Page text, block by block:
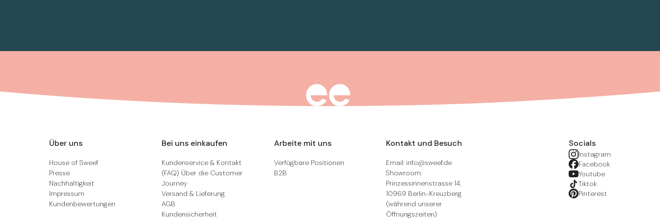
Über uns
House of Sweef
Presse
Nachhaltigkeit
Impressum
Kundenbewertungen
Bei uns einkaufen
Kundenservice & Kontakt
(FAQ) Über die Customer
Journey
Versand & Lieferung
AGB
Kundensicherheit
Arbeite mit uns
Verfügbare Positionen
B2B
Kontakt und Besuch
Email: info@sweef.de
Showroom:
Prinzessinnenstrasse 14,
10969 Berlin-Kreuzberg
(während unserer
Öffnungszeiten)
Socials
Instagram
Facebook
Youtube
Tiktok
Pinterest